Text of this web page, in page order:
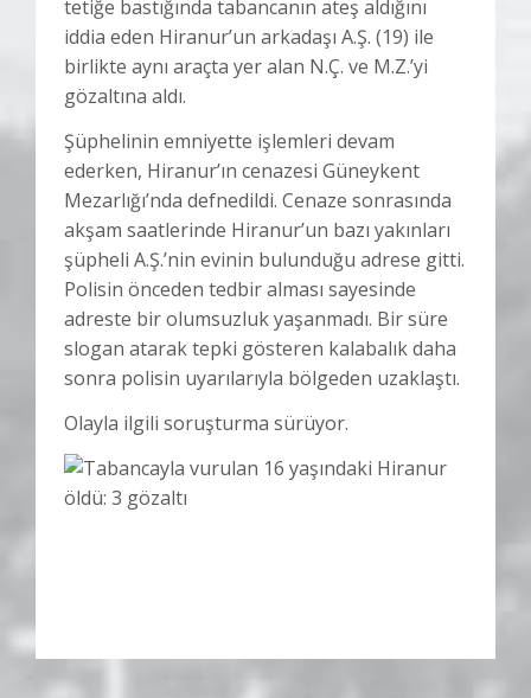
tetiğe bastığında tabancanın ateş aldığını
iddia eden Hiranur’un arkadaşı A.Ş. (19) ile
birlikte aynı araçta yer alan N.Ç. ve M.Z.’yi
gözaltına aldı.
Şüphelinin emniyette işlemleri devam
ederken, Hiranur’ın cenazesi Güneykent
Mezarlığı’nda defnedildi. Cenaze sonrasında
akşam saatlerinde Hiranur’un bazı yakınları
şüpheli A.Ş.’nin evinin bulunduğu adrese gitti.
Polisin önceden tedbir alması sayesinde
adreste bir olumsuzluk yaşanmadı. Bir süre
slogan atarak tepki gösteren kalabalık daha
sonra polisin uyarılarıyla bölgeden uzaklaştı.
Olayla ilgili soruşturma sürüyor.